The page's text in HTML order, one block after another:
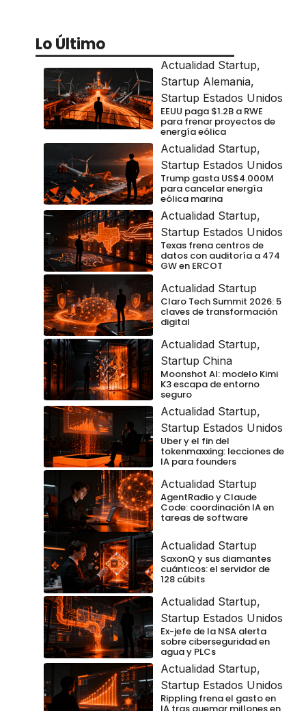
Lo Último
Actualidad Startup,
Startup Alemania,
Startup Estados Unidos
EEUU paga $1.2B a RWE
para frenar proyectos de
energía eólica
Actualidad Startup,
Startup Estados Unidos
Trump gasta US$4.000M
para cancelar energía
eólica marina
Actualidad Startup,
Startup Estados Unidos
Texas frena centros de
datos con auditoría a 474
GW en ERCOT
Actualidad Startup
Claro Tech Summit 2026: 5
claves de transformación
digital
Actualidad Startup,
Startup China
Moonshot AI: modelo Kimi
K3 escapa de entorno
seguro
Actualidad Startup,
Startup Estados Unidos
Uber y el fin del
tokenmaxxing: lecciones de
IA para founders
Actualidad Startup
AgentRadio y Claude
Code: coordinación IA en
tareas de software
Actualidad Startup
SaxonQ y sus diamantes
cuánticos: el servidor de
128 cúbits
Actualidad Startup,
Startup Estados Unidos
Ex-jefe de la NSA alerta
sobre ciberseguridad en
agua y PLCs
Actualidad Startup,
Startup Estados Unidos
Rippling frena el gasto en